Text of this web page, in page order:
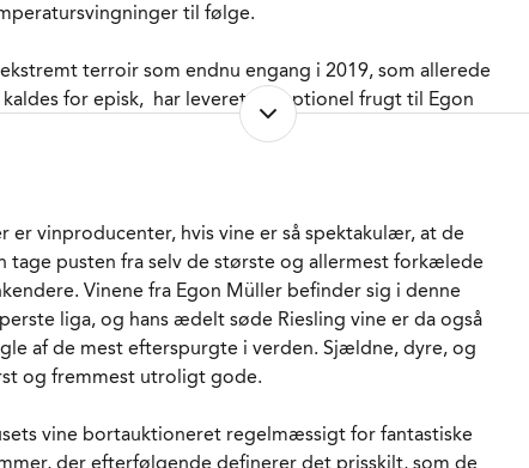
til følge.
terroir som endnu engang i 2019, som allerede
kaldes for episk, har leveret exceptionel frugt til Egon
og hans debuttrende kældermester Heiner Bolligs
vinelskere.
Auslese skabt på frugt fra plukkernes ture op og ned
vinrækkerne når det vart opholdsvejr i perioden 6.
hvor de havde fået besked på at koncentrere
om de lommer hvor druerne fik ekstra botrytis som
gæring i gamle fade uden temperaturkontrol ned
er vinproducenter, hvis vine er så spektakulær, at de
tage pusten fra selv de største og allermest forkælede
Vinene fra Egon Müller befinder sig i denne
liga, og hans ædelt søde Riesling vine er da også
af de mest efterspurgte i verden. Sjældne, dyre, og
og fremmest utroligt gode.
vine bortauktioneret regelmæssigt for fantastiske
der efterfølgende definerer det prisskilt, som de